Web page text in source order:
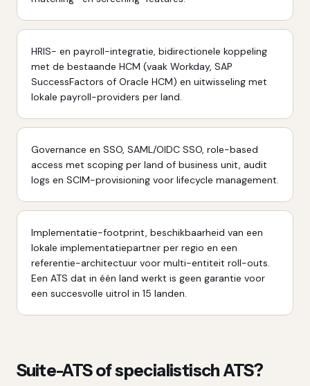
HRIS- en payroll-integratie, bidirectionele koppeling
met de bestaande HCM (vaak Workday, SAP
SuccessFactors of Oracle HCM) en uitwisseling met
lokale payroll-providers per land.
Governance en SSO, SAML/OIDC SSO, role-based
access met scoping per land of business unit, audit
logs en SCIM-provisioning voor lifecycle management.
Implementatie-footprint, beschikbaarheid van een
lokale implementatiepartner per regio en een
referentie-architectuur voor multi-entiteit roll-outs.
Een ATS dat in één land werkt is geen garantie voor
een succesvolle uitrol in 15 landen.
Suite-ATS of specialistisch ATS?